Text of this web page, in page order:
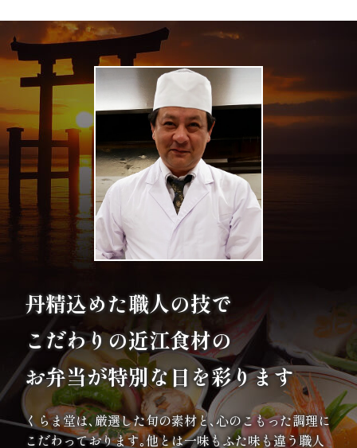
配
達
エ
リ
ア
お
敷
用・
店
舗
丹精込めた職人の技で
こだわりの近江食材の
お弁当が特別な日を彩ります
くらま堂は､厳選した旬の素材と､心のこもった調理に
こだわっております｡他とは一味もふた味も違う職人